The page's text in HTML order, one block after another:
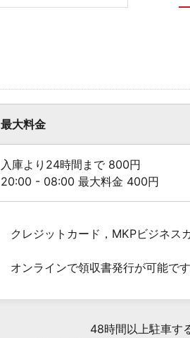
最大料金
入庫より24時間まで 800円
20:00 - 08:00 最大料金 400円
クレジットカード，MKPビジネス
オンラインで領収書発行が可能です
48時間以上駐車す